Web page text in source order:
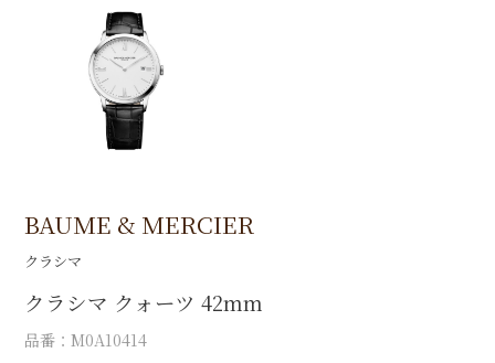
BAUME & MERCIER
クラシマ
クラシマ クォーツ 42mm
品番：M0A10414